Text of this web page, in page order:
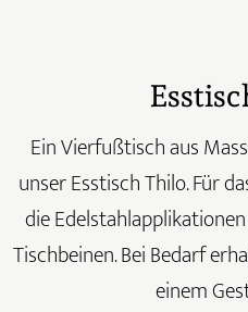
Ein Vierfußtisch aus
unser Esstisch Thilo. Für
die
Tischbeinen. Bei Bedarf
einem